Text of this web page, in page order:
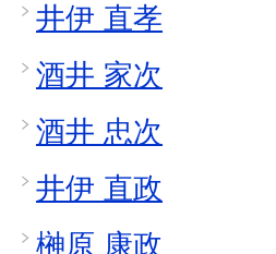
井伊 直孝
酒井 家次
酒井 忠次
井伊 直政
榊原 康政